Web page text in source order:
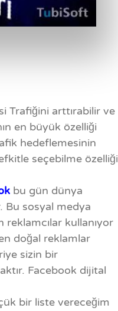
Trafiğini arttırabilir ve
en büyük özelliği
hedeflemesinin
seçebilme özelliği
bu gün dünya
Bu sosyal medya
reklamcılar kullanıyor
doğal reklamlar
sizin bir
Facebook dijital
bir liste vereceğim